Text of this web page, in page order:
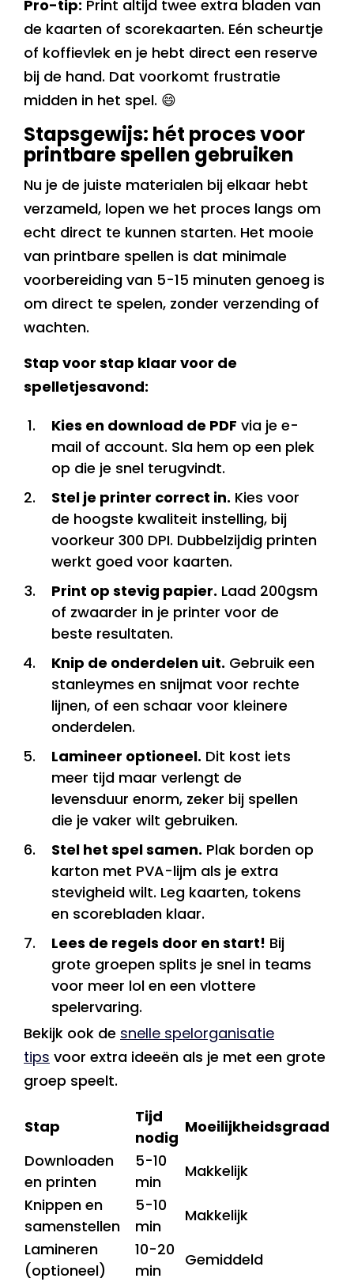
Pro-tip: Print altijd twee extra bladen van
de kaarten of scorekaarten. Eén scheurtje
of koffievlek en je hebt direct een reserve
bij de hand. Dat voorkomt frustratie
midden in het spel. 😄
Stapsgewijs: hét proces voor
printbare spellen gebruiken
Nu je de juiste materialen bij elkaar hebt
verzameld, lopen we het proces langs om
echt direct te kunnen starten. Het mooie
van printbare spellen is dat minimale
voorbereiding van 5-15 minuten genoeg is
om direct te spelen, zonder verzending of
wachten.
Stap voor stap klaar voor de
spelletjesavond:
Kies en download de PDF via je e-
mail of account. Sla hem op een plek
op die je snel terugvindt.
Stel je printer correct in. Kies voor
de hoogste kwaliteit instelling, bij
voorkeur 300 DPI. Dubbelzijdig printen
werkt goed voor kaarten.
Print op stevig papier. Laad 200gsm
of zwaarder in je printer voor de
beste resultaten.
Knip de onderdelen uit. Gebruik een
stanleymes en snijmat voor rechte
lijnen, of een schaar voor kleinere
onderdelen.
Lamineer optioneel. Dit kost iets
meer tijd maar verlengt de
levensduur enorm, zeker bij spellen
die je vaker wilt gebruiken.
Stel het spel samen. Plak borden op
karton met PVA-lijm als je extra
stevigheid wilt. Leg kaarten, tokens
en scorebladen klaar.
Lees de regels door en start! Bij
grote groepen splits je snel in teams
voor meer lol en een vlottere
spelervaring.
Bekijk ook de snelle spelorganisatie
tips voor extra ideeën als je met een grote
groep speelt.
Stap
Tijd
nodig
Moeilijkheidsgraad
Downloaden
en printen
5-10
min
Makkelijk
Knippen en
samenstellen
5-10
min
Makkelijk
Lamineren
(optioneel)
10-20
min
Gemiddeld